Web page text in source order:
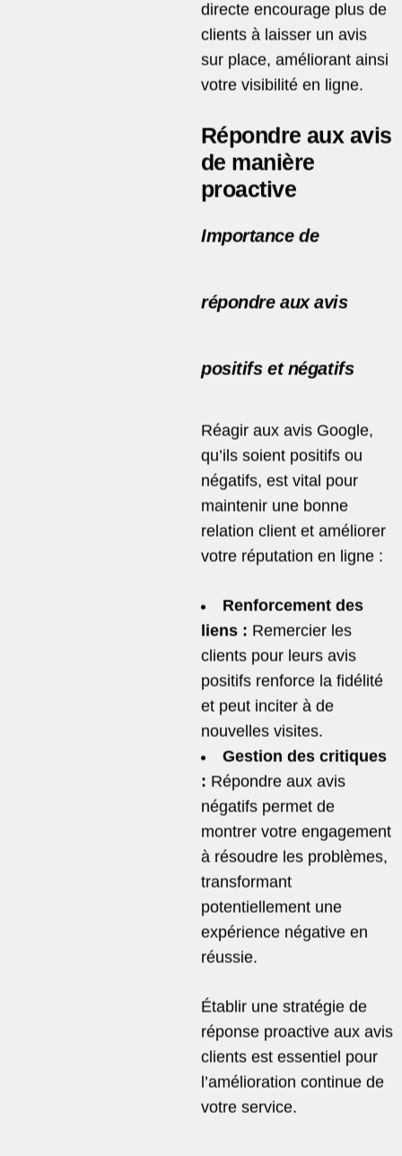
directe encourage plus de
clients à laisser un avis
sur place, améliorant ainsi
votre visibilité en ligne.
Répondre aux avis
de manière
proactive
Importance de
répondre aux avis
positifs et négatifs
Réagir aux avis Google,
qu’ils soient positifs ou
négatifs, est vital pour
maintenir une bonne
relation client et améliorer
votre réputation en ligne :
Renforcement des
liens : Remercier les
clients pour leurs avis
positifs renforce la fidélité
et peut inciter à de
nouvelles visites.
Gestion des critiques
: Répondre aux avis
négatifs permet de
montrer votre engagement
à résoudre les problèmes,
transformant
potentiellement une
expérience négative en
réussie.
Établir une stratégie de
réponse proactive aux avis
clients est essentiel pour
l’amélioration continue de
votre service.